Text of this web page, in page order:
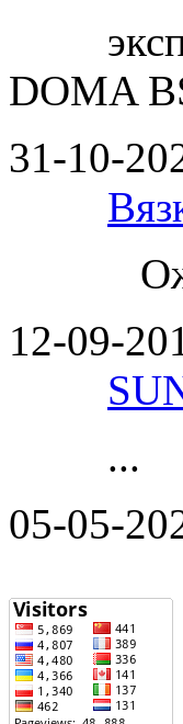
DOMA
31-10-
12-09-
...
05-05-